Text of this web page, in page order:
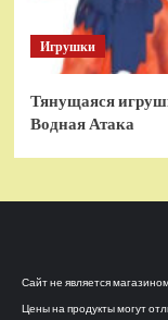
Игрушки
Тянущаяся
Водная Атака
Сайт не является
Цены на продукты могут